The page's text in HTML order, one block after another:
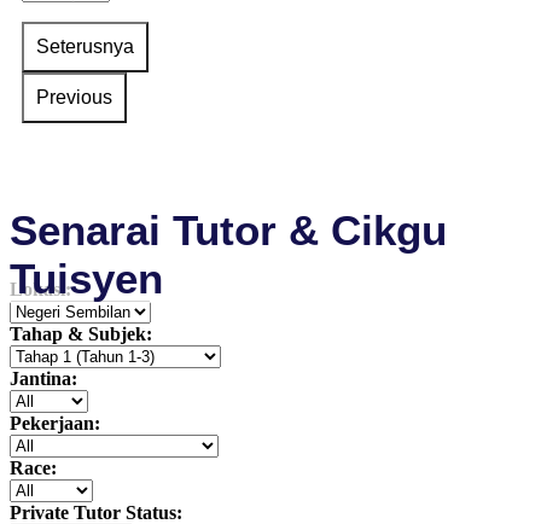
Senarai Tutor & Cikgu
Tuisyen
Lokasi:
Tahap & Subjek:
Jantina:
Pekerjaan:
Race:
Private Tutor Status: